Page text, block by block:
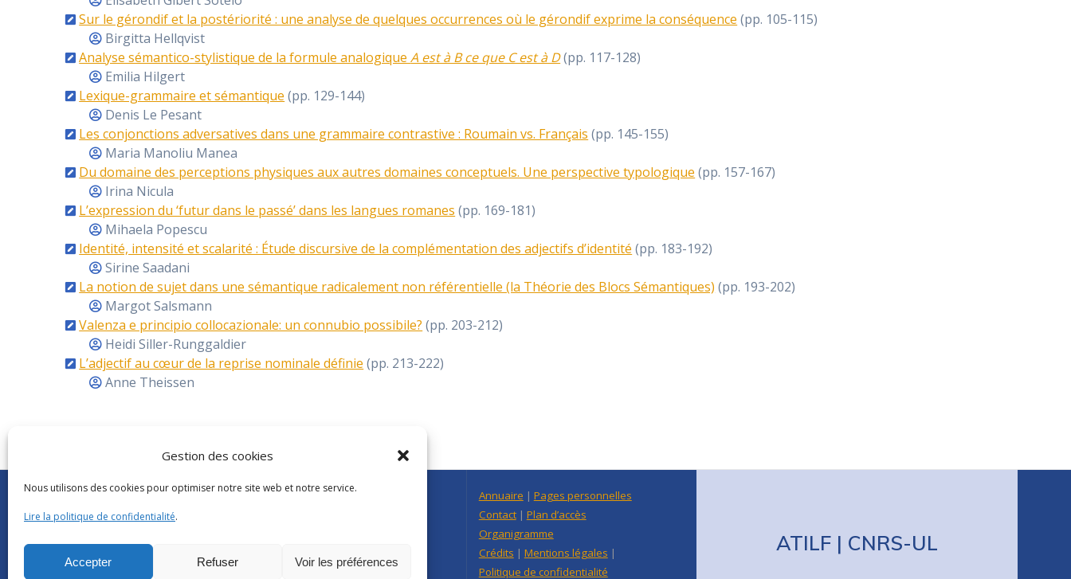
Gestion des cookies
Nous utilisons des cookies pour optimiser notre site web et notre service.
Lire la politique de confidentialité.
Accepter Refuser Voir les préférences
Sur le gérondif et la postériorité : une analyse de quelques occurrences où le gérondif exprime la conséquence (pp. 105-115)
Birgitta Hellqvist
Analyse sémantico-stylistique de la formule analogiqueA est à B ce que C est à D(pp. 117-128)
Emilia Hilgert
Lexique-grammaire et sémantique (pp. 129-144)
Denis Le Pesant
Les conjonctions adversatives dans une grammaire contrastive : Roumain vs. Français (pp. 145-155)
Maria Manoliu Manea
Du domaine des perceptions physiques aux autres domaines conceptuels. Une perspective typologique (pp. 157-167)
Irina Nicula
L’expression du ‘futur dans le passé’ dans les langues romanes (pp. 169-181)
Mihaela Popescu
Identité, intensité et scalarité : Étude discursive de la complémentation des adjectifs d’identité (pp. 183-192)
Sirine Saadani
La notion de sujet dans une sémantique radicalement non référentielle (la Théorie des Blocs Sémantiques) (pp. 193-202)
Margot Salsmann
Valenza e principio collocazionale: un connubio possibile? (pp. 203-212)
Heidi Siller-Runggaldier
L’adjectif au cœur de la reprise nominale définie (pp. 213-222)
Anne Theissen
Abonnements Frantext
Séminaires ATILF
Glossaire
CNRS|Délégation Centre Est
Annuaire | Pages personnelles
Contact| Plan d’accès
Organigramme
Crédits | Mentions légales |
Politique de confidentialité
ATILF | CNRS-UL